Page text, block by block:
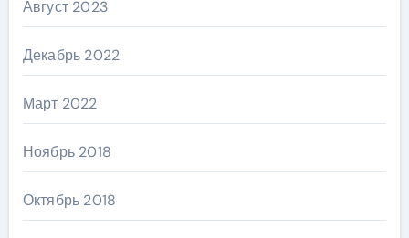
Август 2023
Декабрь 2022
Март 2022
Ноябрь 2018
Октябрь 2018